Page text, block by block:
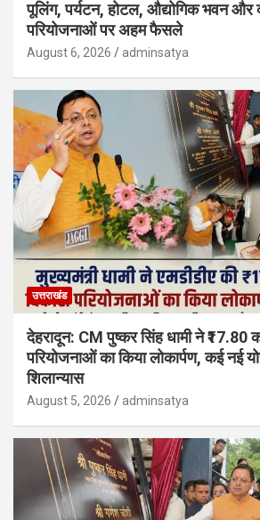
पूलिंग, पर्यटन, होटल, औद्योगिक भवन और
परियोजनाओं पर अहम फैसले
August 6, 2026 adminsatya
उत्तराखंड
देहरादून: CM पुष्कर सिंह धामी ने ₹17.80
परियोजनाओं का किया लोकार्पण, कई नई
शिलान्यास
August 5, 2026 adminsatya